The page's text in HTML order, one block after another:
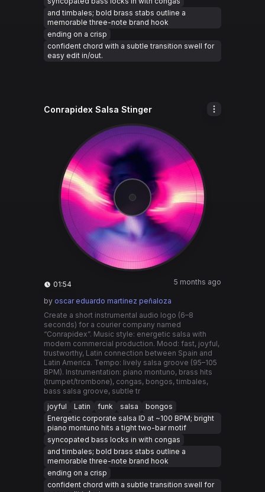
and timbales; bold brass stabs outline a
memorable three-note brand hook
ending on a crisp
confident chord with a subtle transition swell for
easy edit in/out.
Conrapidex Salsa Stinger
01:54 5 months ago
by oscar eduardo martinez peñaloza
Create a short instrumental audio logo (6–8
seconds) for a courier company named
“Conrapidex”. Music style: energetic salsa with
modern commercial production. Mood: fast, joyful,
trustworthy, Latin connection between Spain and
Latin America. Tempo: lively salsa groove (95–105
BPM). Instrumentation: piano montuno, brass hits
(trumpet/trombone), congas, bongos, timbales,
bass salsa groove, subtle tr
joyful
Latin funk salsa
bongos
Energetic corporate salsa ID at ~100 BPM; bright
piano montuno hits a tight two-bar motif
syncopated bass locks in with congas
and timbales; bold brass stabs outline a
memorable three-note brand hook
ending on a crisp
confident chord with a subtle transition swell for